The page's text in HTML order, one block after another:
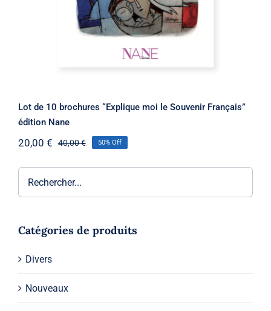
Lot de 10 brochures “Explique moi le Souvenir Français”
édition Nane
40,00€Le
40,00 €.
20,00 €
Le
20,00 €.
50% Off
Catégories de produits
Divers
Nouveaux